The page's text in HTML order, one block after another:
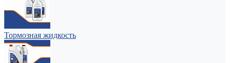
Тормозная жидкость